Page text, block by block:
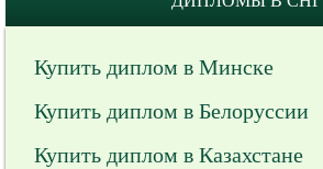
Купить диплом в Минске
Купить диплом в Белоруссии
Купить диплом в Казахстане